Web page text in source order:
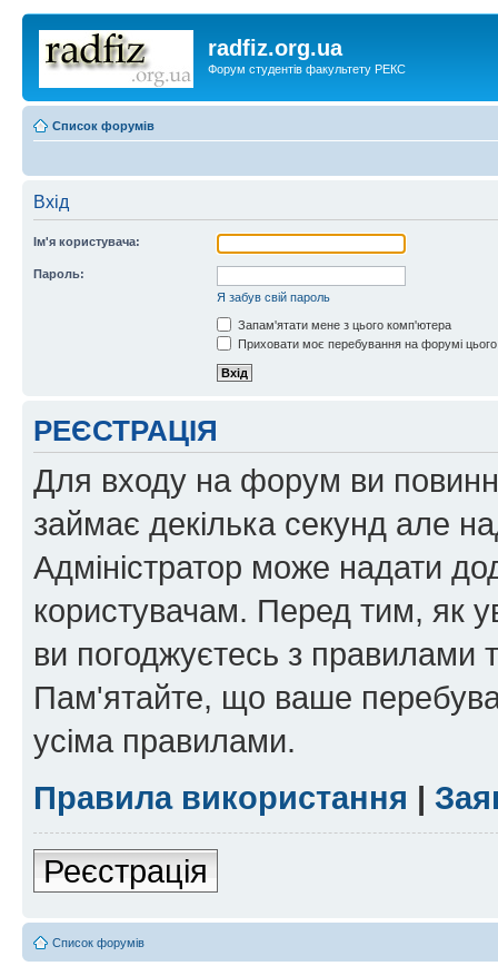
radfiz.org.ua
Форум студентів факультету РЕКС
Список форумів
Вхід
Ім'я користувача:
Пароль:
Я забув свій пароль
Запам'ятати мене з цього комп'ютера
Приховати моє перебування на форумі
РЕЄСТРАЦІЯ
Для входу на форум ви
займає декілька секунд але
Адміністратор може надати
користувачам. Перед тим, як
ви погоджуєтесь з правилами
Пам'ятайте, що ваше
усіма правилами.
Правила використання |
Реєстрація
Список форумів